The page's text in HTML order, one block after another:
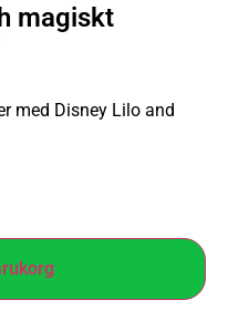
magiskt
med Disney Lilo and